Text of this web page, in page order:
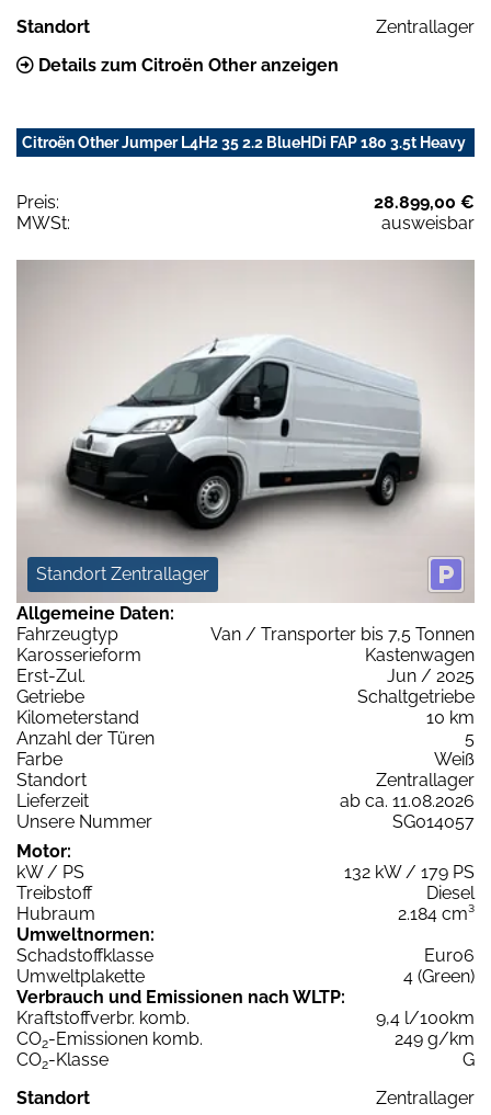
Standort
Zentrallager
Details zum Citroën Other anzeigen
Citroën Other Jumper L4H2 35 2.2 BlueHDi FAP 180 3.5t Heavy
Preis:
28.899,00 €
MWSt:
ausweisbar
Standort Zentrallager
Allgemeine Daten:
Fahrzeugtyp
Van / Transporter bis 7,5 Tonnen
Karosserieform
Kastenwagen
Erst-Zul.
Jun / 2025
Getriebe
Schaltgetriebe
Kilometerstand
10 km
Anzahl der Türen
5
Farbe
Weiß
Standort
Zentrallager
Lieferzeit
ab ca. 11.08.2026
Unsere Nummer
SG014057
Motor:
kW / PS
132 kW / 179 PS
Treibstoff
Diesel
Hubraum
2.184 cm³
Umweltnormen:
Schadstoffklasse
Euro6
Umweltplakette
4 (Green)
Verbrauch und Emissionen nach WLTP:
Kraftstoffverbr. komb.
9,4 l/100km
CO2-Emissionen komb.
249 g/km
CO2-Klasse
G
Standort
Zentrallager